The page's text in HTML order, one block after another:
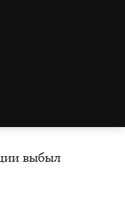
выбыл